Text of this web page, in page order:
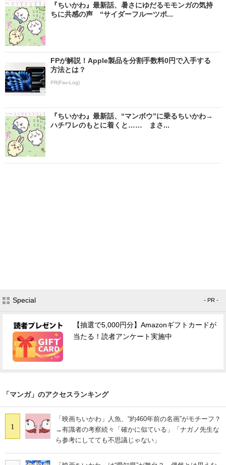
『ちいかわ』最新話、暑さにゆだるモモンガの気持
ちに共感の声 “サイダーフルーツポ...
FPが解説！Apple製品を分割手数料0円で入手する
方法とは？
PR(Fav-Log)
『ちいかわ』最新話、“マンボウ”に乗るちいかわ→
ハチワレのもとに着くと…… まさ...
Special - PR -
【抽選で5,000円分】Amazonギフトカードが
当たる！読者アンケート実施中
「マンガ」のアクセスランキング
1
「映画ちいかわ」人魚、“約460年前の名画”がモチーフ？
→有識者の考察続々「確かに似ている」「ナガノ先生な
ら参考にしてても不思議じゃない」